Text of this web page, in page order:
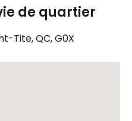
de quartier
Tite, QC, G0X